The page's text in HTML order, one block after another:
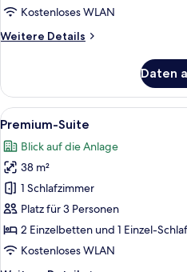
Kostenloses WLAN
Weitere Details
Weitere
Suite
Daten
Alle
Fotos
für
Premium-
Suite
anzeigen
6
Premium-Suite
Blick auf die Anlage
38 m²
1 Schlafzimmer
Platz für 3 Personen
2 Einzelbetten und 1 Einzel-
Kostenloses WLAN